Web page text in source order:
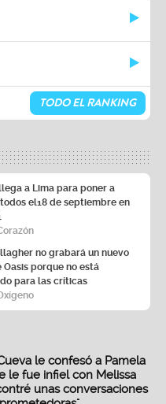
TODO EL RANKING
a Lima para poner a
el18 de septiembre en
no grabará un nuevo
Oasis porque no está
para las críticas
le confesó a Pamela
le fue infiel con Melissa
unas conversaciones